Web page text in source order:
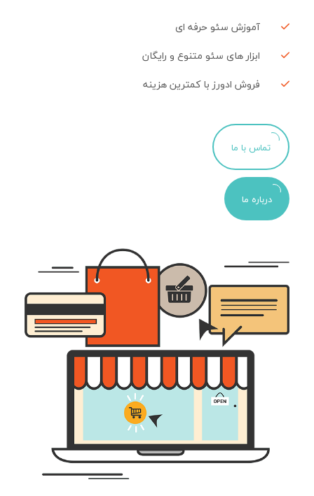
آموزش سئو حرفه ای
ابزار های سئو متنوع و رایگان
فروش ادورز با کمترین هزینه
تماس با ما
درباره ما